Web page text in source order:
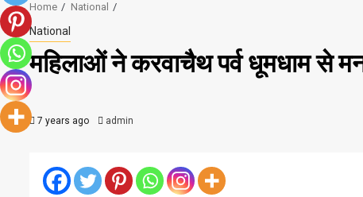
Home National
National
महिलाओं ने करवाचैथ पर्व धूमधाम से
7 years ago admin